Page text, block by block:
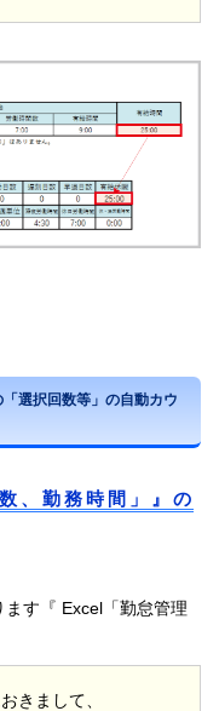
選択回数等」の自動カウ
、勤務時間」』の
す『 Excel「勤怠管理
きまして、